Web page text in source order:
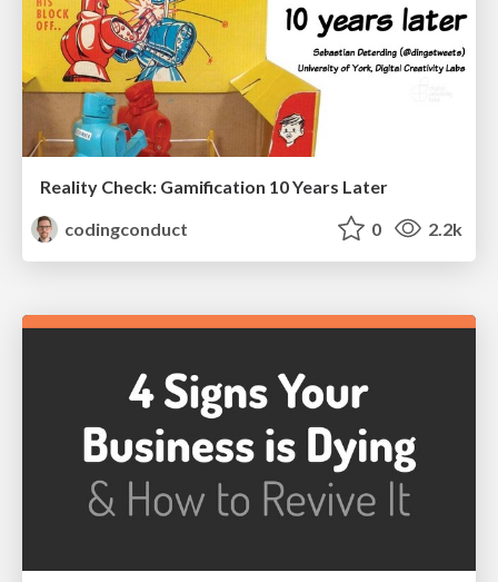
Reality Check: Gamification 10 Years Later
codingconduct
0 2.2k